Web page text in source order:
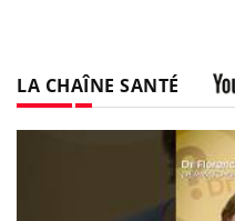
LA CHAÎNE SANTÉ